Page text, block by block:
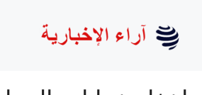
المحتوى